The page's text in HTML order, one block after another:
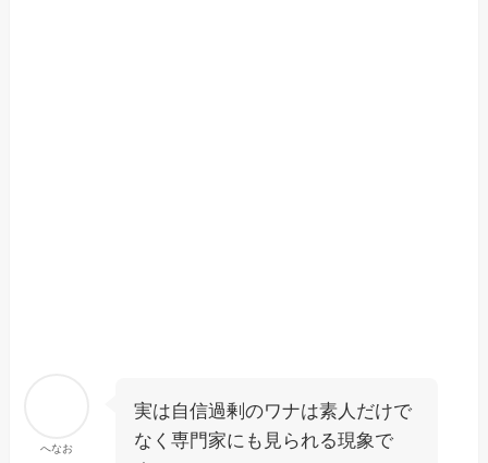
へなお
実は自信過剰のワナは素人だけで
なく専門家にも見られる現象で